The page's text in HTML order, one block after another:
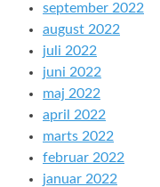
september 2022
august 2022
juli 2022
juni 2022
maj 2022
april 2022
marts 2022
februar 2022
januar 2022